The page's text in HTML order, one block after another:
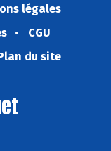
légales
CGU
du site